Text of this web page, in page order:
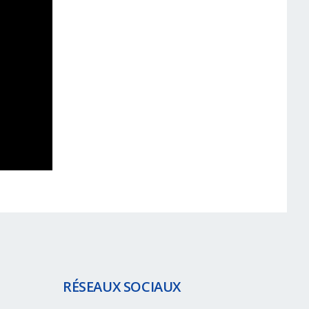
RÉSEAUX SOCIAUX